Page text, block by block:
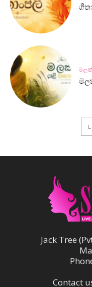
Jack Tree
Contact